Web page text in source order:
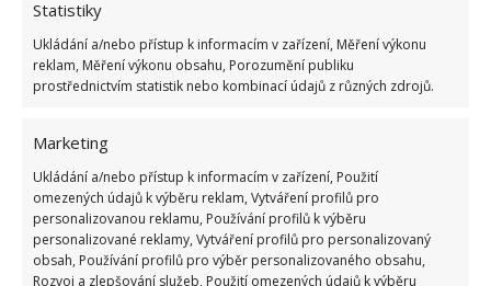
Statistiky
Ukládání a/nebo přístup k informacím v zařízení, Měření výkonu
reklam, Měření výkonu obsahu, Porozumění publiku
prostřednictvím statistik nebo kombinací údajů z různých zdrojů.
Marketing
Ukládání a/nebo přístup k informacím v zařízení, Použití
omezených údajů k výběru reklam, Vytváření profilů pro
personalizovanou reklamu, Používání profilů k výběru
personalizované reklamy, Vytváření profilů pro personalizovaný
obsah, Používání profilů pro výběr personalizovaného obsahu,
Rozvoj a zlepšování služeb, Použití omezených údajů k výběru
bazénuplatí tenisové míčky.